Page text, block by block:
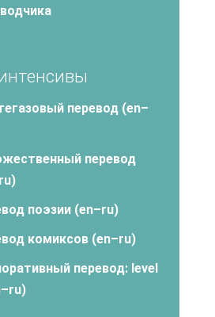
перевод (en–
перевод
поэзии (en–ru)
комиксов (en–ru)
перевод: level